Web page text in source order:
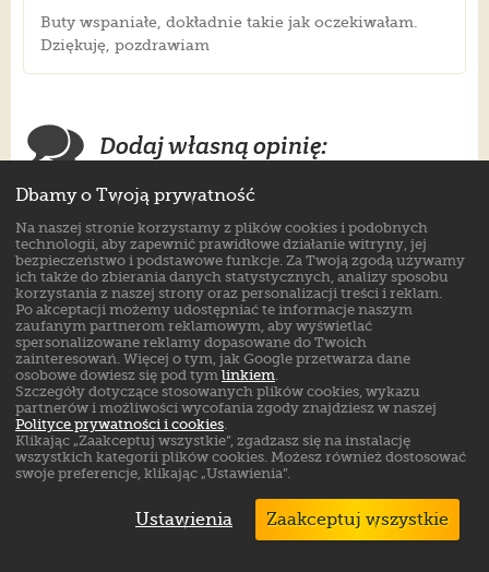
Buty wspaniałe, dokładnie takie jak oczekiwałam.
Dziękuję, pozdrawiam
Dodaj własną opinię:
Dopasowanie rozmiaru:
Imię:
Miejscowość (opcjonalnie):
Dbamy o Twoją prywatność
Na naszej stronie korzystamy z plików cookies i podobnych
technologii, aby zapewnić prawidłowe działanie witryny, jej
bezpieczeństwo i podstawowe funkcje. Za Twoją zgodą używamy
ich także do zbierania danych statystycznych, analizy sposobu
korzystania z naszej strony oraz personalizacji treści i reklam.
Po akceptacji możemy udostępniać te informacje naszym
zaufanym partnerom reklamowym, aby wyświetlać
spersonalizowane reklamy dopasowane do Twoich
zainteresowań. Więcej o tym, jak Google przetwarza dane
osobowe dowiesz się pod tym linkiem.
Szczegóły dotyczące stosowanych plików cookies, wykazu
partnerów i możliwości wycofania zgody znajdziesz w naszej
Polityce prywatności i cookies.
Klikając „Zaakceptuj wszystkie”, zgadzasz się na instalację
wszystkich kategorii plików cookies. Możesz również dostosować
swoje preferencje, klikając „Ustawienia”.
Ustawienia Zaakceptuj wszystkie